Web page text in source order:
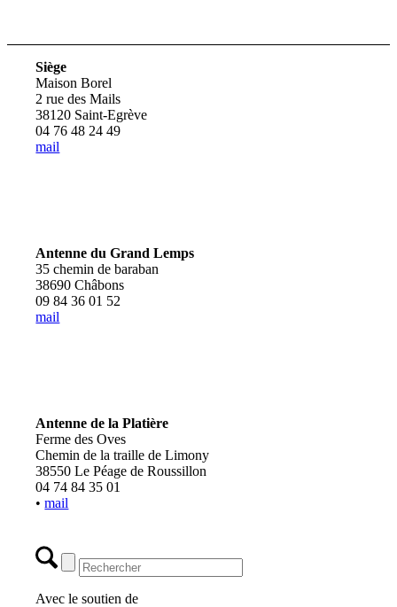
Siège
Maison Borel
2 rue des Mails
38120 Saint-Egrève
04 76 48 24 49
mail
Antenne du Grand Lemps
35 chemin de baraban
38690 Châbons
09 84 36 01 52
mail
Antenne de la Platière
Ferme des Oves
Chemin de la traille de Limony
38550 Le Péage de Roussillon
04 74 84 35 01
•mail
Avec le soutien de